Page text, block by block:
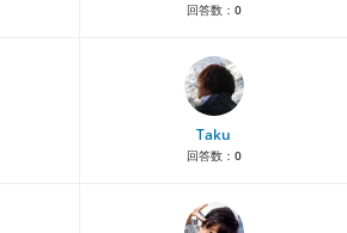
回答数： 0
Taku
回答数： 0